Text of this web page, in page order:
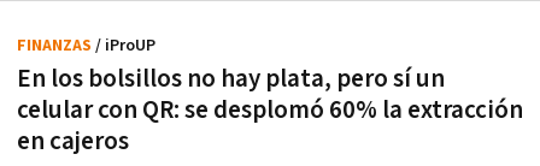
En los bolsillos no hay plata, pero sí un
celular con QR: se desplomó 60% la extracción
en cajeros
FINANZAS / iProUP